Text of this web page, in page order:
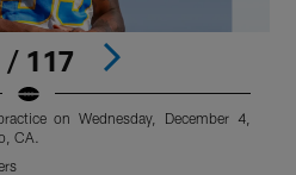
/ 117
on Wednesday, December 4,
CA.